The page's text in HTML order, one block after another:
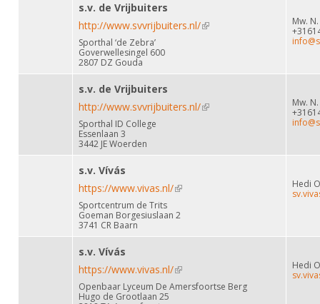
s.v. de Vrijbuiters
http://www.svvrijbuiters.nl/(link is external)
Sporthal ‘de Zebra’
Goverwellesingel 600
2807 DZ Gouda
Mw.
s.v. de Vrijbuiters
http://www.svvrijbuiters.nl/(link is external)
Sporthal ID College
Essenlaan 3
3442 JE Woerden
Mw.
s.v. Vívás
https://www.vivas.nl/(link is external)
Sportcentrum de Trits
Goeman Borgesiuslaan 2
3741 CR Baarn
Hedi
s.v. Vívás
https://www.vivas.nl/(link is external)
Openbaar Lyceum De Amersfoortse Berg
Hugo de Grootlaan 25
Hedi